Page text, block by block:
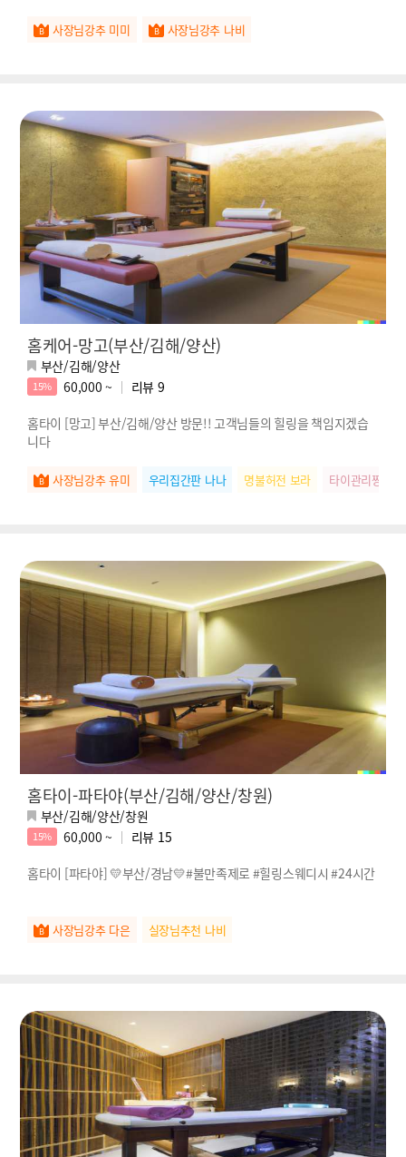
사장님강추 미미 사장님강추 나비
홈케어-망고(부산/김해/양산)
부산/김해/양산
15% 60,000 ~ 리뷰 9
홈타이 [망고] 부산/김해/양산 방문!! 고객님들의 힐링을 책임지겠습
니다
사장님강추 유미 우리집간판 나나 명불허전 보라 타이관리짱 미나
홈타이-파타야(부산/김해/양산/창원)
부산/김해/양산/창원
15% 60,000 ~ 리뷰 15
홈타이 [파타야] 💛부산/경남💛#불만족제로 #힐링스웨디시 #24시간
사장님강추 다은 실장님추천 나비